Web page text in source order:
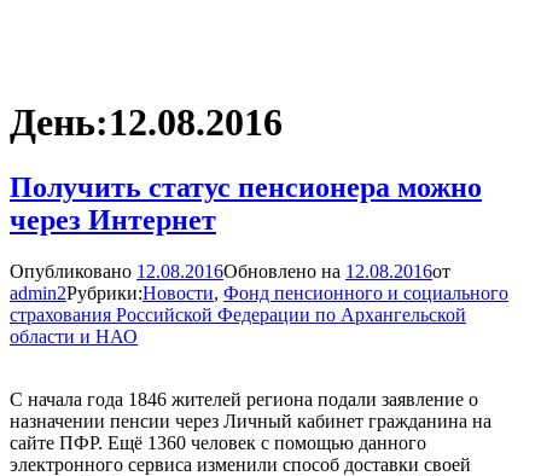
День:12.08.2016
Получить статус пенсионера можно
через Интернет
Опубликовано 12.08.2016Обновлено на 12.08.2016от
admin2Рубрики:Новости, Фонд пенсионного и социального
страхования Российской Федерации по Архангельской
области и НАО
С начала года 1846 жителей региона подали заявление о
назначении пенсии через Личный кабинет гражданина на
сайте ПФР. Ещё 1360 человек с помощью данного
электронного сервиса изменили способ доставки своей